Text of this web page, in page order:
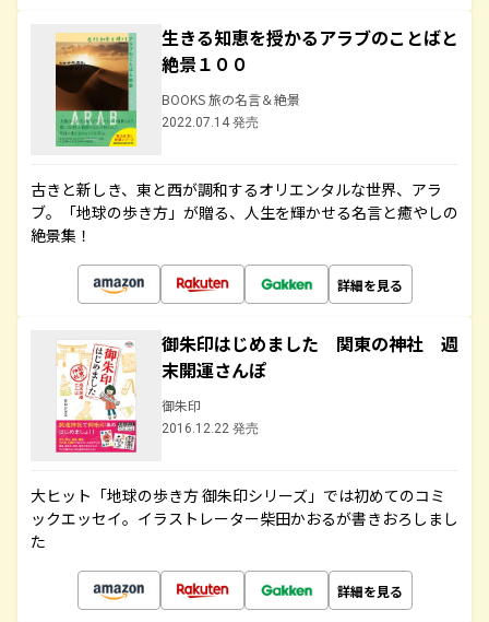
生きる知恵を授かるアラブのことばと
絶景１００
BOOKS 旅の名言＆絶景
2022.07.14 発売
古きと新しき、東と西が調和するオリエンタルな世界、アラ
ブ。「地球の歩き方」が贈る、人生を輝かせる名言と癒やしの
絶景集！
詳細を見る
御朱印はじめました 関東の神社 週
末開運さんぽ
御朱印
2016.12.22 発売
大ヒット「地球の歩き方 御朱印シリーズ」では初めてのコミ
ックエッセイ。イラストレーター柴田かおるが書きおろしまし
た
詳細を見る